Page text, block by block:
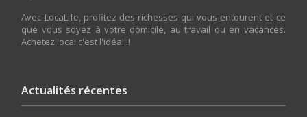
Avec LocaLife, profitez des richesses qui vous entourent et ce
que vous soyez à votre domicile, au travail ou en vacances.
Achetez local c'est l'idéal !!
Actualités récentes